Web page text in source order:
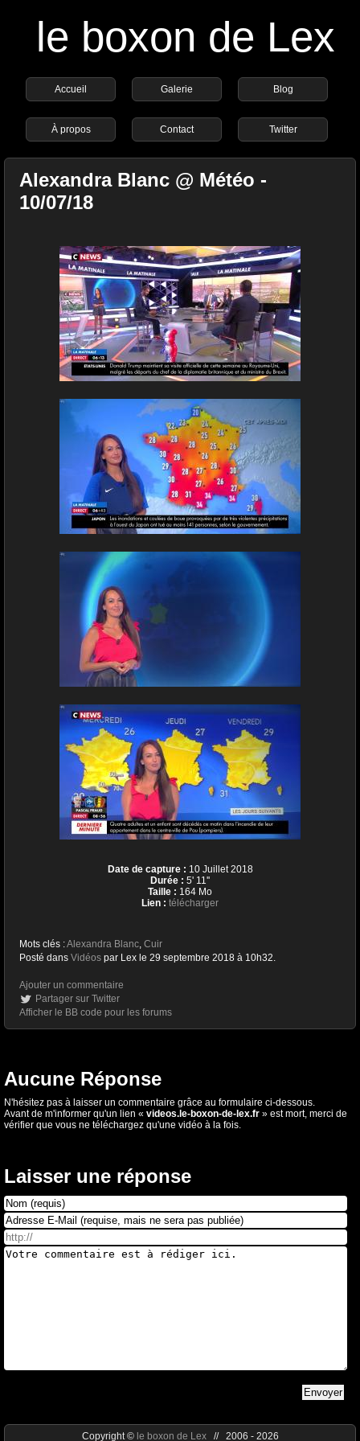
le boxon de Lex
Accueil Galerie Blog
À propos Contact Twitter
Alexandra Blanc @ Météo -
10/07/18
Date de capture : 10 Juillet 2018
Durée : 5' 11''
Taille : 164 Mo
Lien : télécharger
Mots clés :Alexandra Blanc, Cuir
Posté dans Vidéos par Lex le 29 septembre 2018 à 10h32.
Ajouter un commentaire
Partager sur Twitter
Afficher le BB code pour les forums
Aucune Réponse
N'hésitez pas à laisser un commentaire grâce au formulaire ci-dessous.
Avant de m'informer qu'un lien « videos.le-boxon-de-lex.fr » est mort, merci de
vérifier que vous ne téléchargez qu'une vidéo à la fois.
Laisser une réponse
Copyright © le boxon de Lex// 2006 - 2026